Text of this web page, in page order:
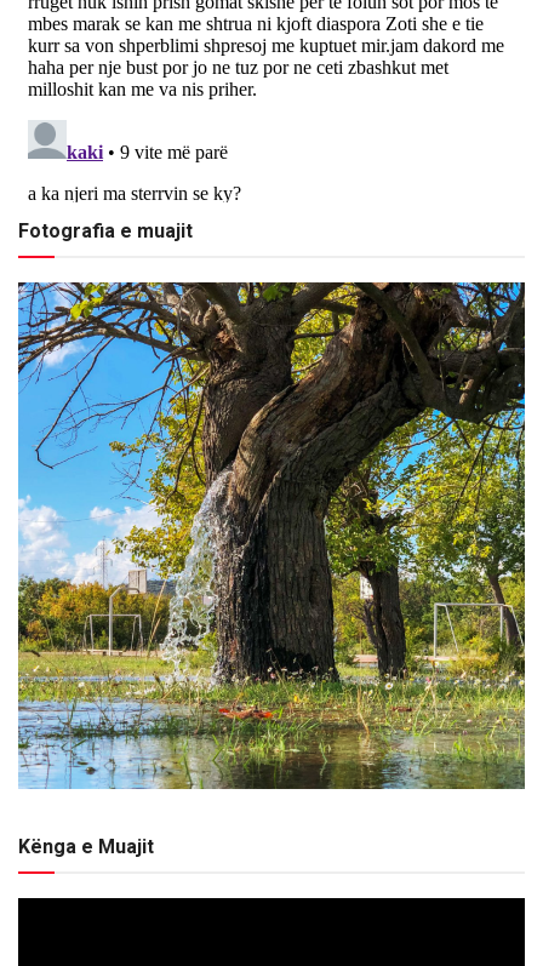
Fotografia e muajit
Kënga e Muajit